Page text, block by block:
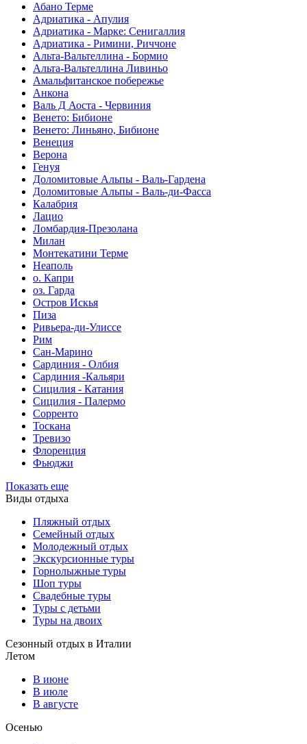
Абано Терме
Адриатика - Апулия
Адриатика - Марке: Сенигаллия
Адриатика - Римини, Риччоне
Альта-Вальтеллина - Бормио
Альта-Вальтеллина Ливиньо
Амальфитанское побережье
Анкона
Валь Д Аоста - Червиния
Венето: Бибионе
Венето: Линьяно, Бибионе
Венеция
Верона
Генуя
Доломитовые Альпы - Валь-Гардена
Доломитовые Альпы - Валь-ди-Фасса
Калабрия
Лацио
Ломбардия-Презолана
Милан
Монтекатини Терме
Неаполь
о. Капри
оз. Гарда
Остров Искья
Пиза
Ривьера-ди-Улиссе
Рим
Сан-Марино
Сардиния - Олбия
Сардиния -Кальяри
Сицилия - Катания
Сицилия - Палермо
Сорренто
Тоскана
Тревизо
Флоренция
Фьюджи
Показать еще
Виды отдыха
Пляжный отдых
Семейный отдых
Молодежный отдых
Экскурсионные туры
Горнолыжные туры
Шоп туры
Свадебные туры
Туры с детьми
Туры на двоих
Сезонный отдых в Италии
Летом
В июне
В июле
В августе
Осенью